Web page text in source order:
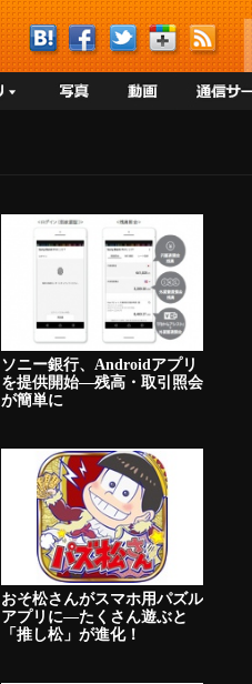
ソニー銀行、Androidアプリ
を提供開始―残高・取引照会
が簡単に
おそ松さんがスマホ用パズル
アプリに―たくさん遊ぶと
「推し松」が進化！